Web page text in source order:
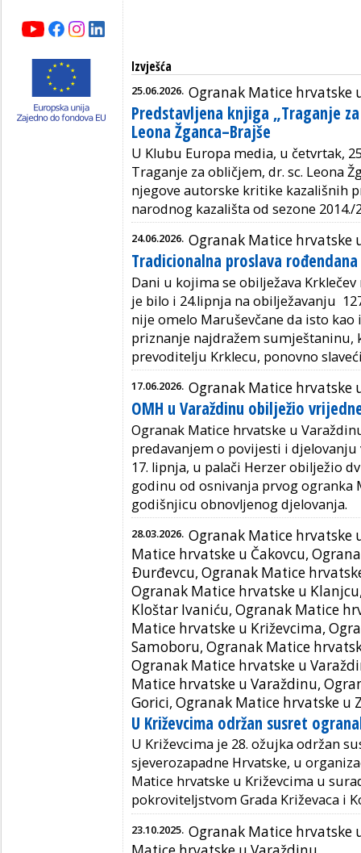
Izvješća
25.06.2026. Ogranak Matice hrvatske
Predstavljena knjiga „Traganje
Leona Žganca–Brajše
U Klubu Europa media, u četvrtak,
Traganje za obličjem, dr. sc. Leona
njegove autorske kritike kazališnih
narodnog kazališta od sezone 2014./
24.06.2026. Ogranak Matice hrvatske
Tradicionalna proslava
Dani u kojima se obilježava
je bilo i 24.lipnja na obilježavanju
nije omelo Maruševčane da isto
priznanje najdražem sumještaninu,
prevoditelju Krklecu, ponovno
17.06.2026. Ogranak Matice hrvatske
OMH u Varaždinu obilježio
Ogranak Matice hrvatske u
predavanjem o povijesti i
17. lipnja, u palači Herzer obilježio
godinu od osnivanja prvog ogranka
godišnjicu obnovljenog djelovanja.
28.03.2026. Ogranak Matice hrvatske
Matice hrvatske u Čakovcu,
Ðurđevcu, Ogranak Matice
Ogranak Matice hrvatske u
Kloštar Ivaniću, Ogranak Matice
Matice hrvatske u Križevcima,
Samoboru, Ogranak Matice
Ogranak Matice hrvatske u
Matice hrvatske u Varaždinu,
Gorici, Ogranak Matice hrvatske u
U Križevcima održan susret
U Križevcima je 28. ožujka održan
sjeverozapadne Hrvatske, u
Matice hrvatske u Križevcima u
pokroviteljstvom Grada Križevaca i
23.10.2025. Ogranak Matice hrvatske